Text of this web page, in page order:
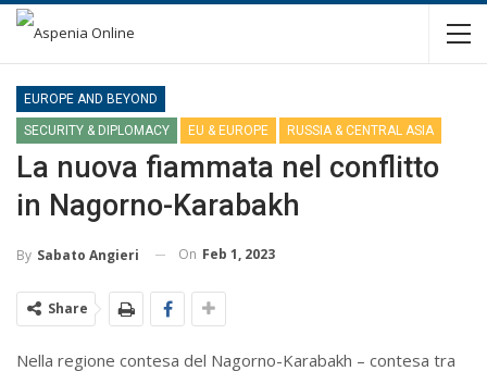
EUROPE AND BEYOND
SECURITY & DIPLOMACY EU & EUROPE RUSSIA & CENTRAL ASIA
La nuova fiammata nel conflitto
in Nagorno-Karabakh
By Sabato Angieri On Feb 1, 2023
Share
Nella regione contesa del Nagorno-Karabakh – contesa tra